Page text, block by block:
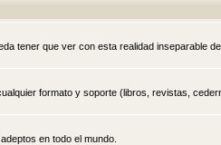
tener que ver con esta realidad inseparable
formato y soporte (libros, revistas,
en todo el mundo.